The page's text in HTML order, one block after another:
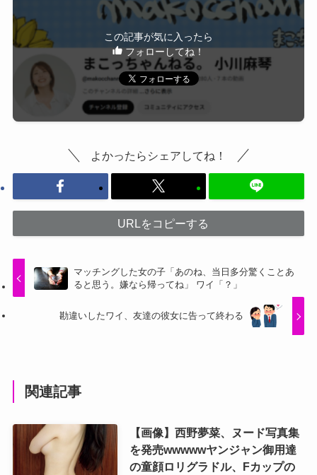
この記事が気に入ったら
フォローしてね！
よかったらシェアしてね！
URLをコピーする
マッチングした女の子「あのね、当日多分驚くことあ
ると思う。嫌なら帰ってね」 ワイ「？」
勘違いしたワイ、友達の彼女に告って終わる
関連記事
【画像】西野夢菜、ヌード写真集
を発売wwwwwヤンジャン御用達
の童顔ロリグラドル、Fカップの